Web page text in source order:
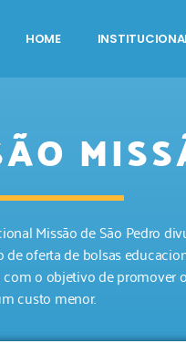
HOME
Missão de São Pedro
de oferta de bolsas
o objetivo de promover
custo menor.